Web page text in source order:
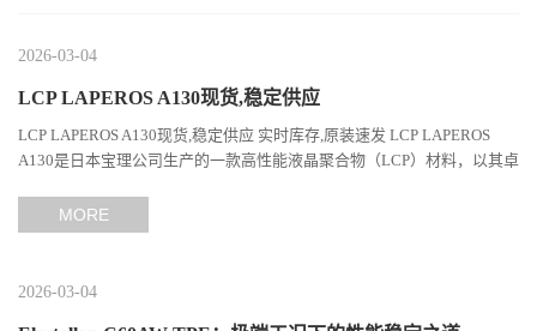
2026-03-04
LCP LAPEROS A130现货,稳定供应
LCP LAPEROS A130现货,稳定供应 实时库存,原装速发 LCP LAPEROS
A130是日本宝理公司生产的一款高性能液晶聚合物（LCP）材料，以其卓
MORE
2026-03-04